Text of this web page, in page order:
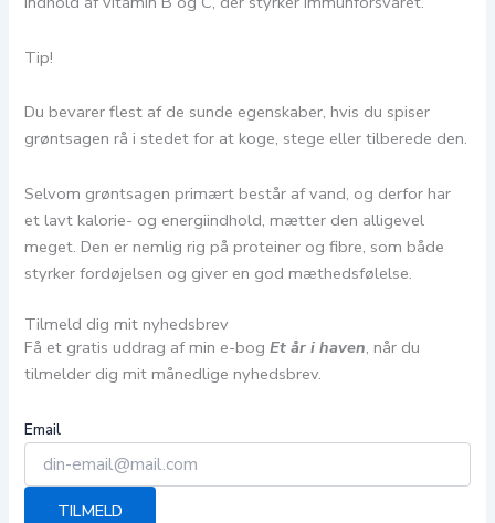
Tip!
Du bevarer flest af de sunde egenskaber, hvis du spiser
grøntsagen rå i stedet for at koge, stege eller tilberede den.
Selvom grøntsagen primært består af vand, og derfor har
et lavt kalorie- og energiindhold, mætter den alligevel
meget. Den er nemlig rig på proteiner og fibre, som både
styrker fordøjelsen og giver en god mæthedsfølelse.
Tilmeld dig mit nyhedsbrev
Få et gratis uddrag af min e-bogEt år i haven, når du
tilmelder dig mit månedlige nyhedsbrev.
Email
TILMELD